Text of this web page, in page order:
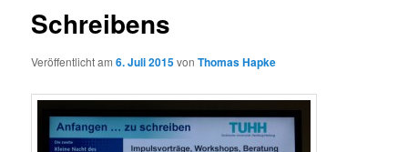
Schreibens
Veröffentlicht am6. Juli 2015vonThomas Hapke